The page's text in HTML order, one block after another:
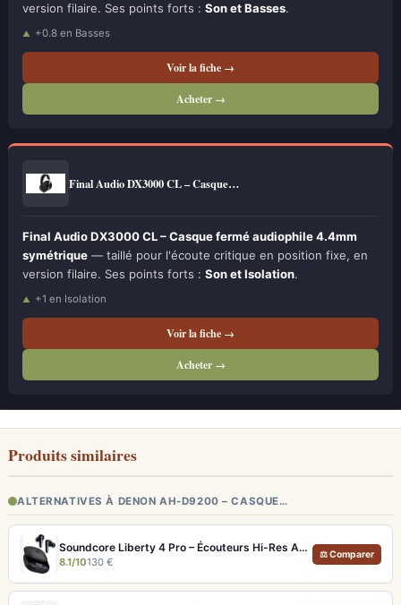
version filaire. Ses points forts : Son et Basses.
+0.8 en Basses
Voir la fiche →
Acheter →
Final Audio DX3000 CL – Casque…
Final Audio DX3000 CL – Casque fermé audiophile 4.4mm
symétrique — taillé pour l'écoute critique en position fixe, en
version filaire. Ses points forts : Son et Isolation.
+1 en Isolation
Voir la fiche →
Acheter →
Produits similaires
ALTERNATIVES À DENON AH-D9200 – CASQUE…
Soundcore Liberty 4 Pro – Écouteurs Hi-Res ANC 7 Capteurs et Fast Charge
8.1/10130 €
⚖ Comparer